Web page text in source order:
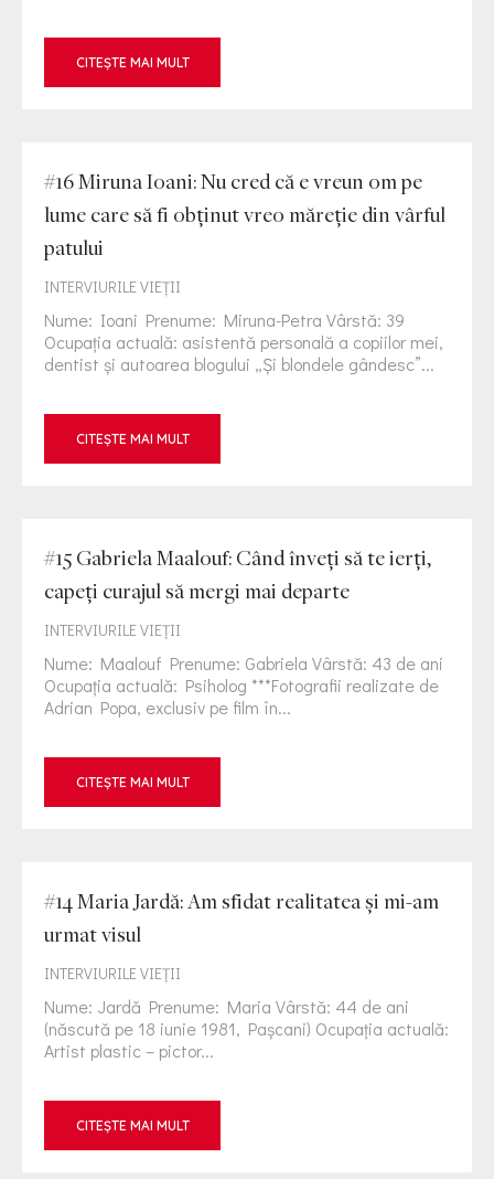
CITEȘTE MAI MULT
#16 Miruna Ioani: Nu cred că e vreun om pe
lume care să fi obținut vreo măreție din vârful
patului
INTERVIURILE VIEŢII
Nume: Ioani Prenume: Miruna-Petra Vârstă: 39
Ocupația actuală: asistentă personală a copiilor mei,
dentist și autoarea blogului „Și blondele gândesc”...
CITEȘTE MAI MULT
#15 Gabriela Maalouf: Când înveți să te ierți,
capeți curajul să mergi mai departe
INTERVIURILE VIEŢII
Nume: Maalouf Prenume: Gabriela Vârstă: 43 de ani
Ocupația actuală: Psiholog ***Fotografii realizate de
Adrian Popa, exclusiv pe film în...
CITEȘTE MAI MULT
#14 Maria Jardă: Am sfidat realitatea și mi-am
urmat visul
INTERVIURILE VIEŢII
Nume: Jardă Prenume: Maria Vârstă: 44 de ani
(născută pe 18 iunie 1981, Pașcani) Ocupația actuală:
Artist plastic – pictor...
CITEȘTE MAI MULT